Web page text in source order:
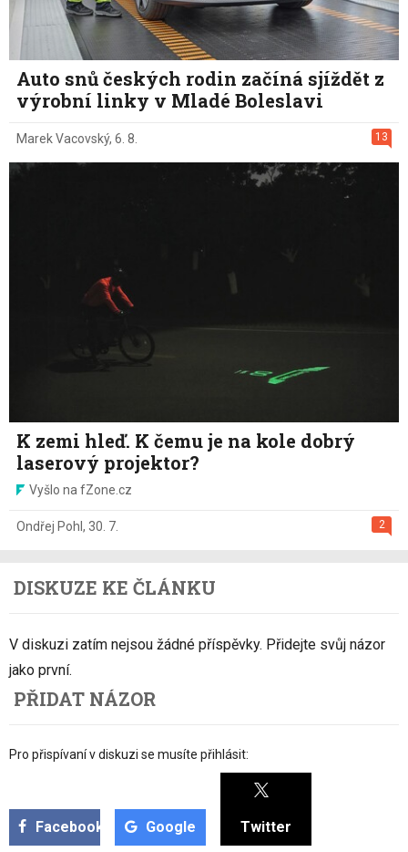
Auto snů českých rodin začíná sjíždět z
výrobní linky v Mladé Boleslavi
13
Marek Vacovský, 6. 8.
K zemi hleď. K čemu je na kole dobrý
laserový projektor?
Vyšlo na fZone.cz
2
Ondřej Pohl , 30. 7.
DISKUZE KE ČLÁNKU
V diskuzi zatím nejsou žádné příspěvky. Přidejte svůj názor
jako první.
PŘIDAT NÁZOR
Pro přispívaní v diskuzi se musíte přihlásit:
Facebook Google Twitter